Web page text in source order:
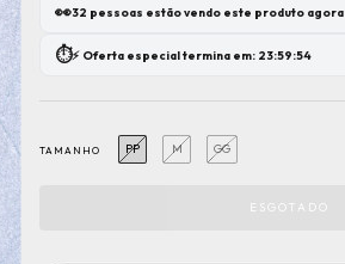
👀32 pessoas estão vendo este produto agora
⏱️⚡ Oferta especial termina em: 23:59:53
TAMANHO PP M GG